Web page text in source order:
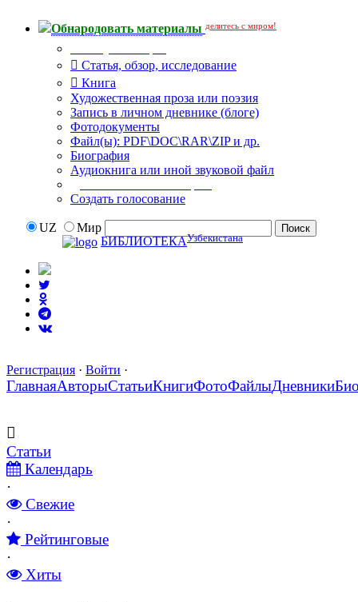
Обнародовать материалы делитесь с миром!
Статья, обзор, исследование
Книга
Художественная проза или поэзия
Запись в личном дневнике (блоге)
Фотодокументы
Файл(ы): PDF\DOC\RAR\ZIP и др.
Биография
Аудиокнига или иной звуковой файл
Создать голосование
UZ
Мир
БИБЛИОТЕКАУзбекистана
Регистрация · Войти ·
ГлавнаяАвторыСтатьиКнигиФотоФайлыДневники
Статьи
Календарь
·
Свежие
·
Рейтинговые
·
Хиты